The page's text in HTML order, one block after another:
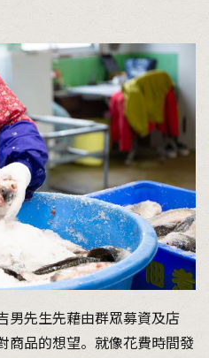
男先生先藉由群眾募資及店
商品的想望。就像花費時間發